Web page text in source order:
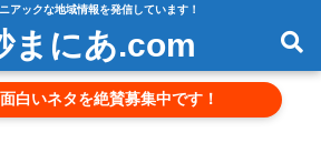
アックな地域情報を発信しています！
まにあ.com
白いネタを絶賛募集中です！